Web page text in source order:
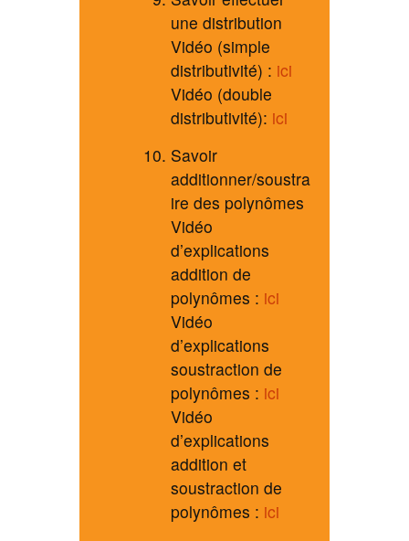
une distribution
Vidéo (simple
distributivité) : ici
Vidéo (double
distributivité): ici
Savoir
additionner/soustra
ire des polynômes
Vidéo
d’explications
addition de
polynômes : ici
Vidéo
d’explications
soustraction de
polynômes : ici
Vidéo
d’explications
addition et
soustraction de
polynômes : ici